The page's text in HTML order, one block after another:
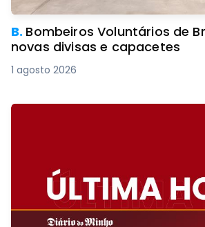
B. Bombeiros Voluntários de
novas divisas e capacetes
1 agosto 2026